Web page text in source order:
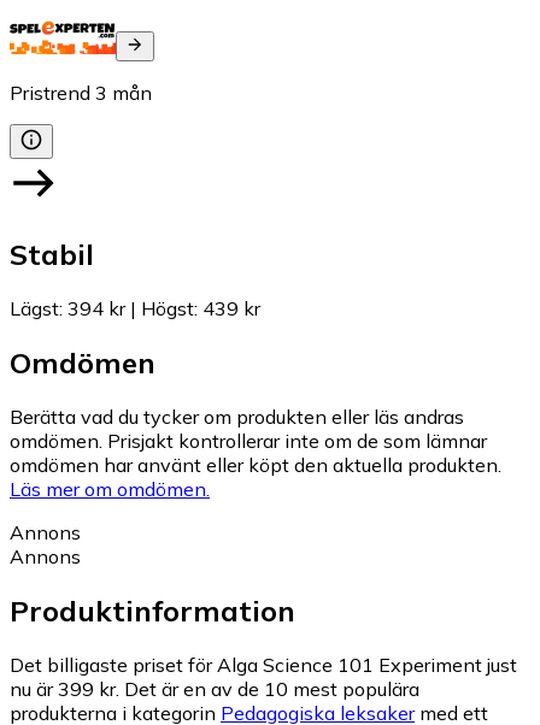
Pristrend 3 mån
Stabil
Lägst: 394 kr| Högst: 439 kr
Omdömen
Berätta vad du tycker om produkten eller läs andras
omdömen. Prisjakt kontrollerar inte om de som lämnar
omdömen har använt eller köpt den aktuella produkten.
Läs mer om omdömen.
Annons
Annons
Produktinformation
Det billigaste priset för Alga Science 101 Experiment just
nu är 399 kr. Det är en av de 10 mest populära
produkterna i kategorin Pedagogiska leksakermed ett